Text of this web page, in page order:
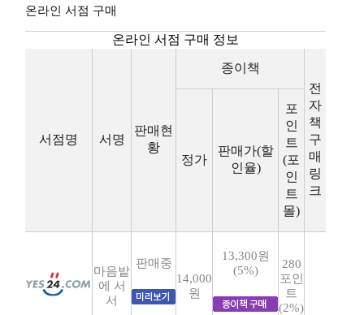
온라인 서점 구매
온라인 서점 구매 정보
서점명 서명
판매현
황
종이책
전
자
책
구
매
링
크
정가
판매가(할
인율)
포
인
트
(포
인
트
몰)
마음밭
에 서
서
판매중
14,000
원
13,300원
(5%)
280
포인
트
(2%)